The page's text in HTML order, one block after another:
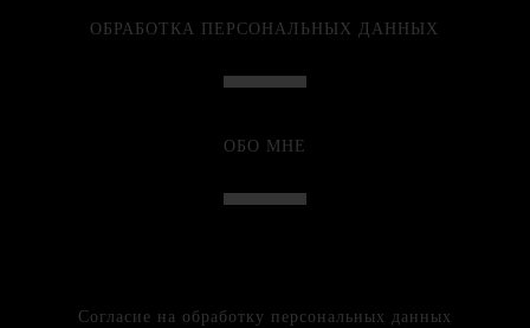
ОБРАБОТКА ПЕРСОНАЛЬНЫХ ДАННЫХ
ОБО МНЕ
Согласие на обработку персональных данных